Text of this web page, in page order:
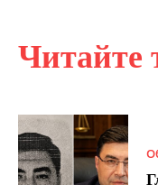
Читайте